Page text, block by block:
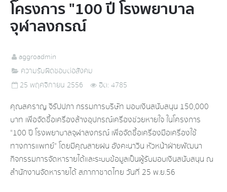
โครงการ "100 ปี โรงพยาบาล
จุฬาลงกรณ์
aggroadmin
ความรับผิดชอบต่อสังคม
25 พฤศจิกายน 2556
ฮิต: 4785
คุณสคราญ จิรัปปภา กรรมการบริษัท มอบเงินสนับสนุน 150,000
บาท เพื่อจัดซื้อเครื่องล้างอุปกรณ์เครื่องช่วยหายใจ ในโครงการ
"100 ปี โรงพยาบาลจุฬาลงกรณ์ เพื่อจัดซื้อเครื่องมือเครื่องใช้
ทางการแพทย์" โดยมีคุณสายฝน อังคะนาวิน หัวหน้าฝ่ายพัฒนา
กิจกรรมการจัดหารายได้และระบบข้อมูลเป็นผู้รับมอบเงินสนับสนุน ณ
สำนักงานจัดหารายได้ สภากาชาดไทย วันที่ 25 พ.ย.56